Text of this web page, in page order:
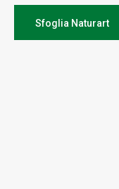
Sfoglia Naturart